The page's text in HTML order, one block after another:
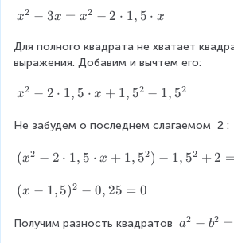
}
\
\
n
{
a
h
r
2
t
{
2
}
}
{
o
x
=
p
i
+
1
^
{
2
}
=
0
2
}
{
}
}
)
d
t
?
c
o
x
,
5
x
{
2
-
x
x
{
}
x2 − 3x = x2 − 2 ⋅ 1, 5 ⋅ x
Для полного квадрата не хватает
выражения. Добавим и вычтем его:
x
{
}
2
c
x2 − 2 ⋅ 1, 5 ⋅ x + 1, 52 − 1, 52
Не забудем о последнем слагаемом 2 :
(
^
2
(x2 − 2 ⋅ 1, 5 ⋅ x + 1, 52) − 1, 52 + 2
(
-
(x − 1, 5)2 − 0, 25 = 0
Получим разность квадратов a
a2 − b2 =